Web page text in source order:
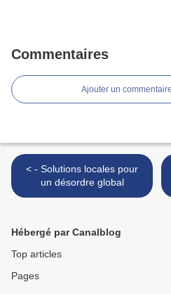
Commentaires
Ajouter un commentaire
< - Solutions locales pour
un désordre global
Hébergé par Canalblog
Top articles
Pages